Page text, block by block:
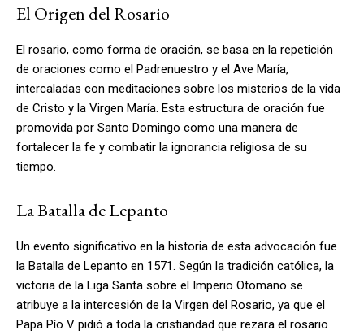
El Origen del Rosario
El rosario, como forma de oración, se basa en la repetición
de oraciones como el Padrenuestro y el Ave María,
intercaladas con meditaciones sobre los misterios de la vida
de Cristo y la Virgen María. Esta estructura de oración fue
promovida por Santo Domingo como una manera de
fortalecer la fe y combatir la ignorancia religiosa de su
tiempo.
La Batalla de Lepanto
Un evento significativo en la historia de esta advocación fue
la Batalla de Lepanto en 1571. Según la tradición católica, la
victoria de la Liga Santa sobre el Imperio Otomano se
atribuye a la intercesión de la Virgen del Rosario, ya que el
Papa Pío V pidió a toda la cristiandad que rezara el rosario